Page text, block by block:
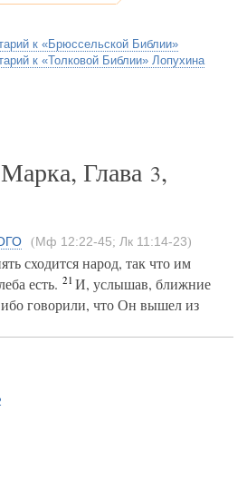
к «Брюссельской Библии»
к «Толковой Библии» Лопухина
Глава 3,
(Мф 12:22-45; Лк 11:14-23)
сходится народ, так что им
есть. 21И, услышав, ближние
говорили, что Он вышел из